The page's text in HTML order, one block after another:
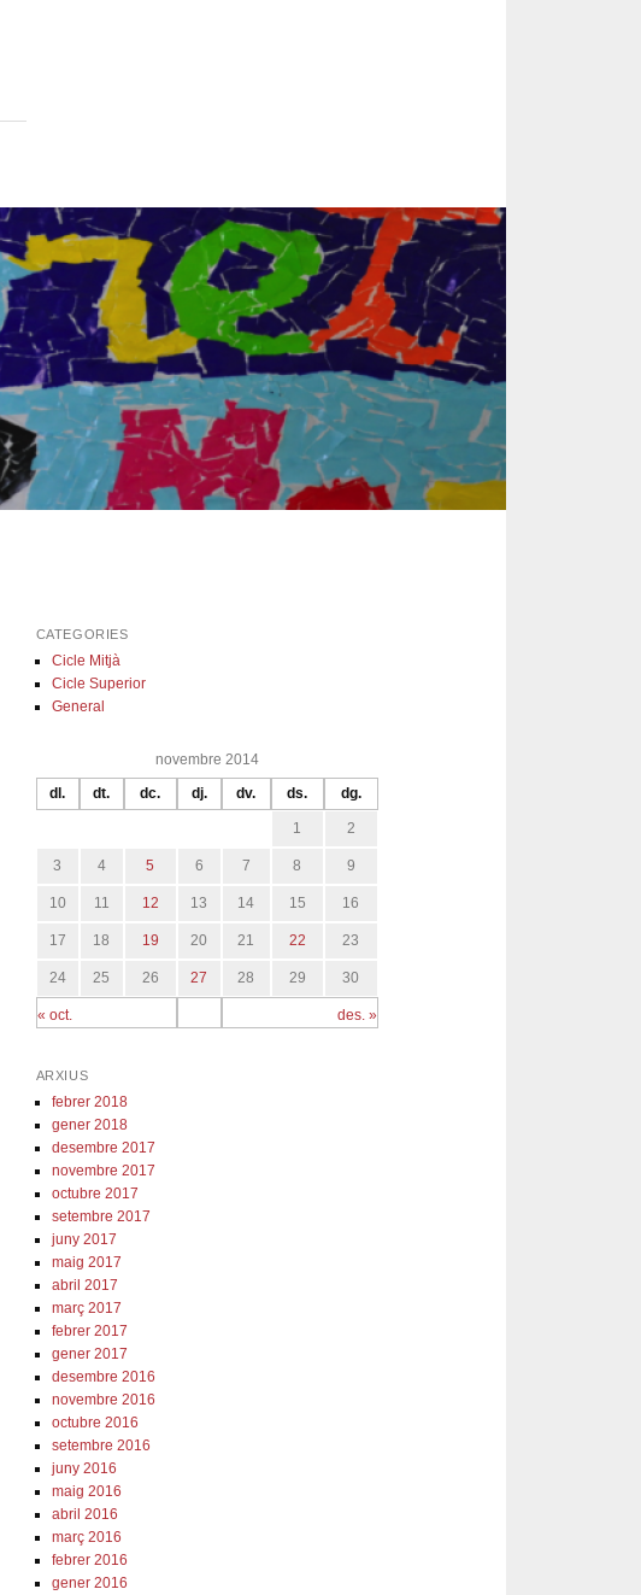
CATEGORIES
Cicle Mitjà
Cicle Superior
General
novembre 2014
dl. dt. dc. dj. dv. ds. dg.
« oct. des. »
1 2
3 4 5 6 7 8 9
10 11 12 13 14 15 16
17 18 19 20 21 22 23
24 25 26 27 28 29 30
ARXIUS
febrer 2018
gener 2018
desembre 2017
novembre 2017
octubre 2017
setembre 2017
juny 2017
maig 2017
abril 2017
març 2017
febrer 2017
gener 2017
desembre 2016
novembre 2016
octubre 2016
setembre 2016
juny 2016
maig 2016
abril 2016
març 2016
febrer 2016
gener 2016